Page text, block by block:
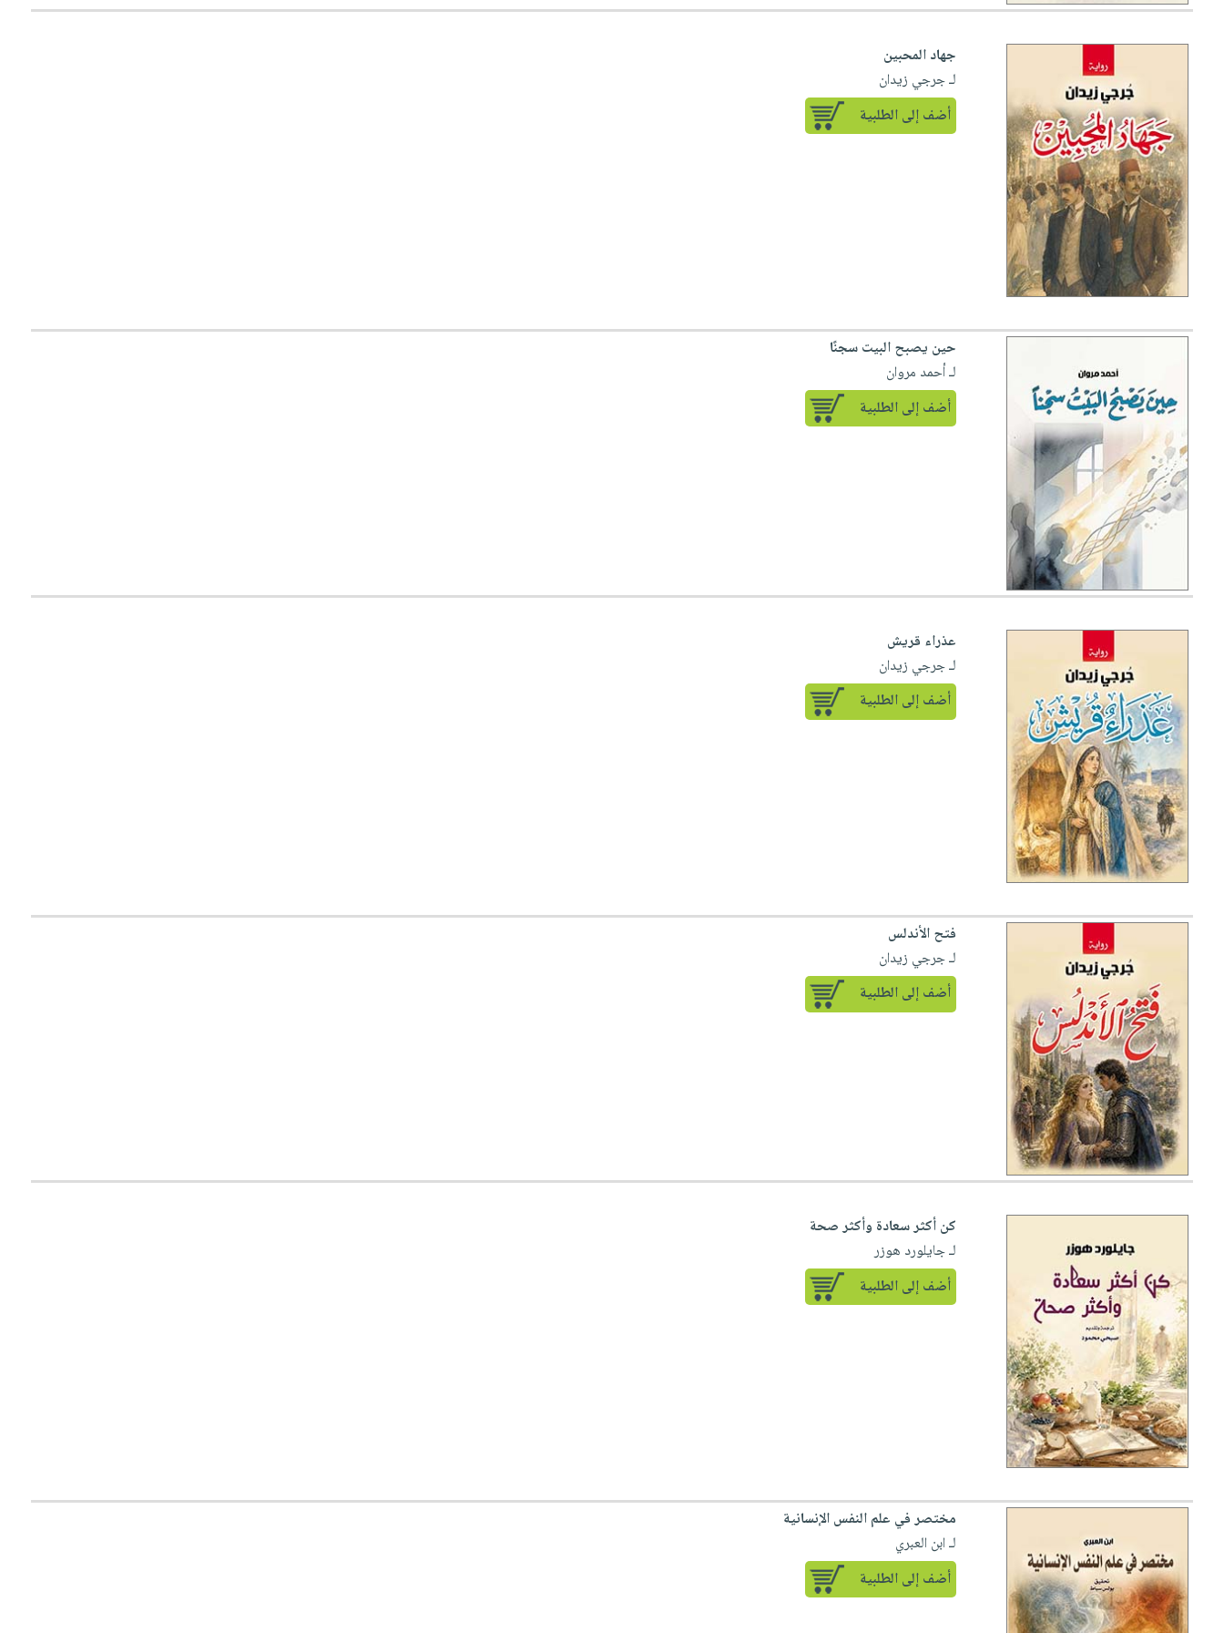
جهاد المحبين
لـ جرجي زيدان
أضف إلى الطلبية
حين يصبح البيت سجنًا
لـ أحمد مروان
أضف إلى الطلبية
عذراء قريش
لـ جرجي زيدان
أضف إلى الطلبية
فتح الأندلس
لـ جرجي زيدان
أضف إلى الطلبية
كن أكثر سعادة وأكثر صحة
لـ جايلورد هوزر
أضف إلى الطلبية
مختصر في علم النفس الإنسانية
لـ ابن العبري
أضف إلى الطلبية